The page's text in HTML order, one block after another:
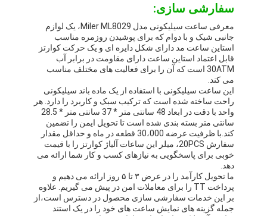
سفارشی سازی:
معرفی ساعت سیلیکونی مدل Miler ML8029، یک لوازم
جانبی شیک و با دوام که برای پوشیدن روزمره مناسب
استاین ساعت مد دارای شکل دایره ای و یک حرکت کوارتز
قابل اعتماد استاین ساعت دارای مقاومت در برابر آب
30ATM است که آن را برای فعالیت های مختلف مناسب
می کند.
این ساعت سیلیکونی با استفاده از یک ماده باند سیلیکونی
راحت ساخته شده است که ترکیب سبک و کاربرد را دارد. هر
واحد با دقت در ابعاد 48 سانتی متر * 37 سانتی متر * 28.5
سانتی متر بسته بندی شده است تا تحویل ایمن را تضمین
کند.با ظرفیت عرضه 30،000 قطعه در ماه و حداقل مقدار
سفارش 20PCS، میلر این ساعات آلیاژ کوارتز را با قیمت
خوبی برای پاسخگویی به نیازهای کسب و کار شما ارائه می
دهد.
ما تحویل کارآمد را در عرض ۳ تا ۵ روز ارائه می دهیم و
پرداخت TT را برای معاملات امن در پیش می گیریم. علاوه
بر این خدمات سفارشی سازی محصول در دسترس است،از
جمله گزینه های نمایش ساعت های خود را در یک استند